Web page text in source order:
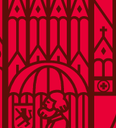
(bff) – Frauen
nach
grobe